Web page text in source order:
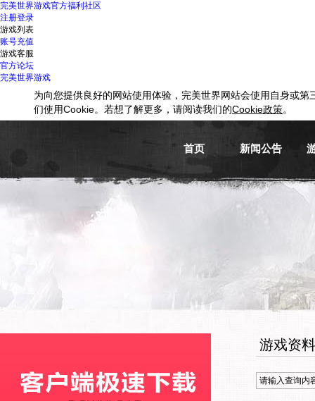
完美世界游戏官方福利社区
注册登录
游戏列表
账号充值
游戏客服
官方论坛
完美世界游戏
为向您提供良好的网站使用体验，完美世界网站会使用自身或第
们使用Cookie。若想了解更多，请阅读我们的Cookie政策。
首页 新闻公告
游戏新闻
活动信息
游戏资料